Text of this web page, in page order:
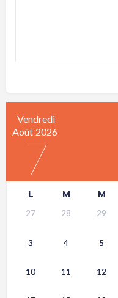
Vendredi
Août 2026
7
L M M
27 28 29
3 4 5
10 11 12